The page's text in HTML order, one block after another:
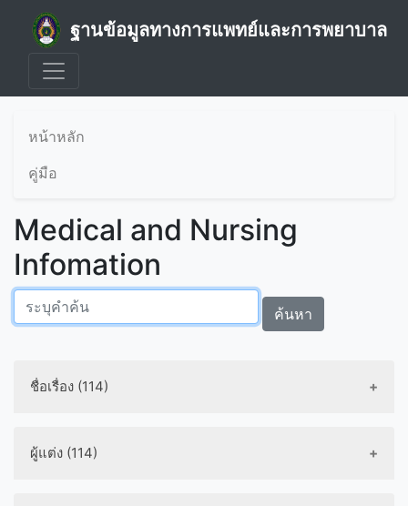
ฐานข้อมูลทางการแพทย์และการพยาบาล
หน้าหลัก
คู่มือ
Medical and Nursing
Infomation
ค้นหา
ชื่อเรื่อง (114)
ผู้แต่ง (114)